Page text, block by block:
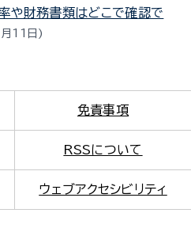
や財務書類はどこで確認で
11日
免責事項
RSSについて
ウェブアクセシビリティ